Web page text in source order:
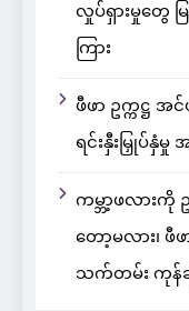
လှုပ်ရှားမှုတွေ
ကြား
ဖီဖာ ဥက္ကဋ္ဌ အ
ရင်းနှီးမြှုပ်နှံမှု
ကမ္ဘာ့ဖလား
တော့မလား၊ ဖီ
သက်တမ်း ကုန်ဆုံ